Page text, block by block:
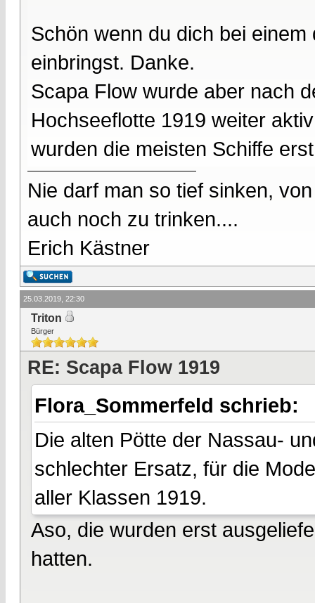
Schön wenn du dich bei
einbringst. Danke.
Scapa Flow wurde aber nach
Hochseeflotte 1919 weiter
wurden die meisten Schiffe
Nie darf man so tief sinken,
auch noch zu trinken....
Erich Kästner
25.03.2019, 22:30
Triton
Bürger
RE: Scapa Flow 1919
Flora_Sommerfeld schrieb:
Die alten Pötte der Nassau-
schlechter Ersatz, für die
aller Klassen 1919.
Aso, die wurden erst
hatten.